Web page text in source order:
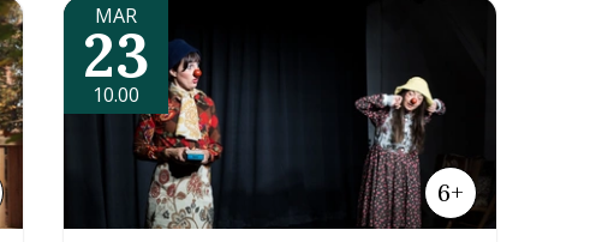
MAR
23
10.00
6+